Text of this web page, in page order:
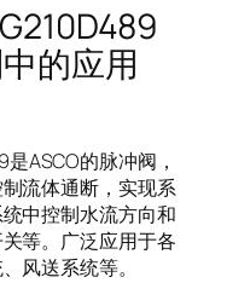
的应用
ASCO的脉冲阀，
流体通断，实现系
中控制水流方向和
等。广泛应用于各
风送系统等。